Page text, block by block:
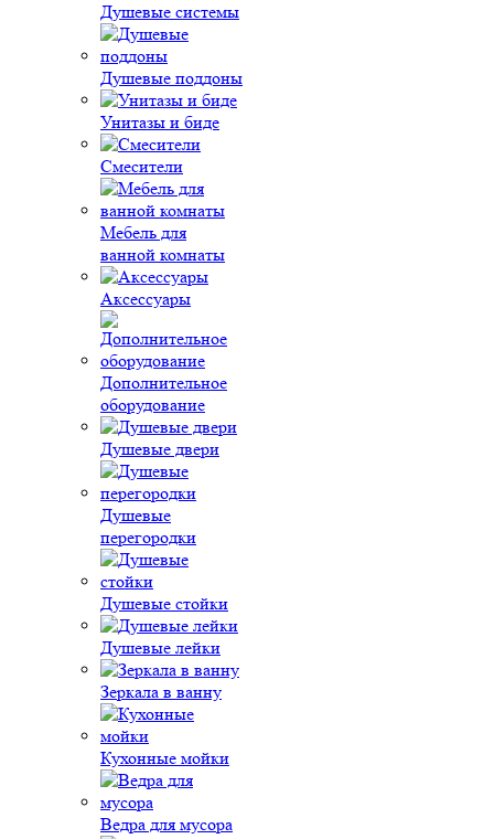
Душевые системы
Душевые поддоны
Унитазы и биде
Смесители
Мебель для
ванной комнаты
Аксессуары
Дополнительное
оборудование
Душевые двери
Душевые
перегородки
Душевые стойки
Душевые лейки
Зеркала в ванну
Кухонные мойки
Ведра для мусора